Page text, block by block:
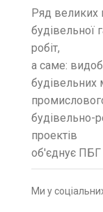
Ряд великих
будівельної
робіт,
а саме:
будівельних
будівельно-
проектів
об'єднує ПБГ
Ми у